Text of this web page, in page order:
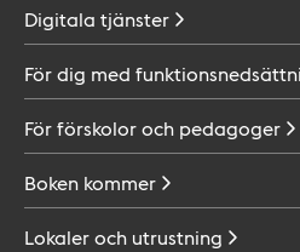
Digitala tjänster
För dig med
För förskolor och pedagoger
Boken kommer
Lokaler och utrustning